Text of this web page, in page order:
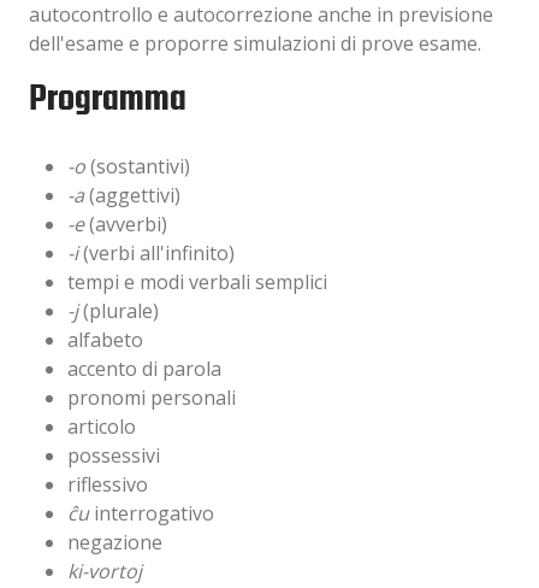
autocontrollo e autocorrezione anche in previsione
dell'esame e proporre simulazioni di prove esame.
Programma
-o(sostantivi)
-a(aggettivi)
-e(avverbi)
-i(verbi all'infinito)
tempi e modi verbali semplici
-j(plurale)
alfabeto
accento di parola
pronomi personali
articolo
possessivi
riflessivo
ĉuinterrogativo
negazione
ki-vortoj